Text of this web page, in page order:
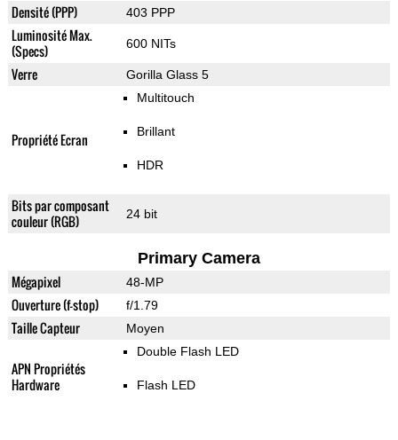
Densité (PPP) 403 PPP
Luminosité Max.
(Specs)
600 NITs
Verre Gorilla Glass 5
Propriété Ecran
Multitouch
Brillant
HDR
Bits par composant
couleur (RGB)
24 bit
Primary Camera
Mégapixel 48-MP
Ouverture (f-stop) f/1.79
Taille Capteur Moyen
APN Propriétés
Hardware
Double Flash LED
Flash LED